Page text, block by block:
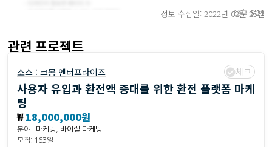
정보 수집일: 2022년 02월 25일
오후 5:21
관련 프로젝트
소스 : 크몽 엔터프라이즈 체크
사용자 유입과 환전액 증대를 위한 환전 플랫폼 마케
팅
₩18,000,000원
분야 : 마케팅
바이럴 마케팅
모집: 163일